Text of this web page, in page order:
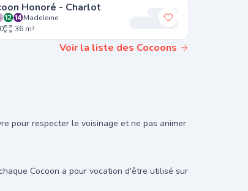
favoris Ajouter à mes
Honoré - Charlot
Madeleine
36 m²
Voir la liste des Cocoons
pour respecter le voisinage et ne pas animer
Cocoon a pour vocation d'être utilisé sur